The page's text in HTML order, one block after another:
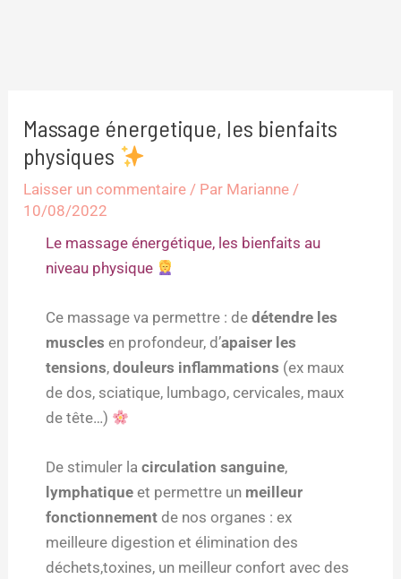
Massage énergetique, les bienfaits
physiques
Laisser un commentaire / Par Marianne /
10/08/2022
Le massage énergétique, les bienfaits au
niveau physique
Ce massage va permettre : dedétendre les
muscles en profondeur, d’apaiser les
tensions,douleurs inflammations (ex maux
de dos, sciatique, lumbago, cervicales, maux
de tête…)
De stimuler lacirculation sanguine,
lymphatique et permettre un meilleur
fonctionnement de nos organes : ex
meilleure digestion et élimination des
déchets,toxines, un meilleur confort avec des